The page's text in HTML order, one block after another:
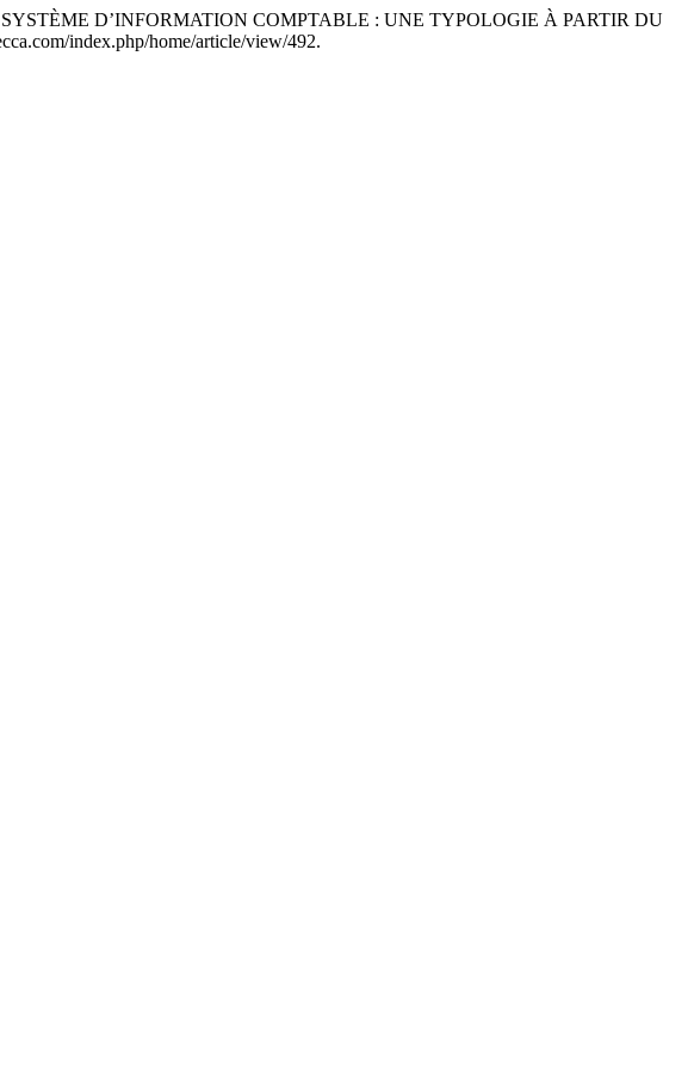
D’INFORMATION COMPTABLE : UNE TYPOLOGIE À PARTIR DU
index.php/home/article/view/492.